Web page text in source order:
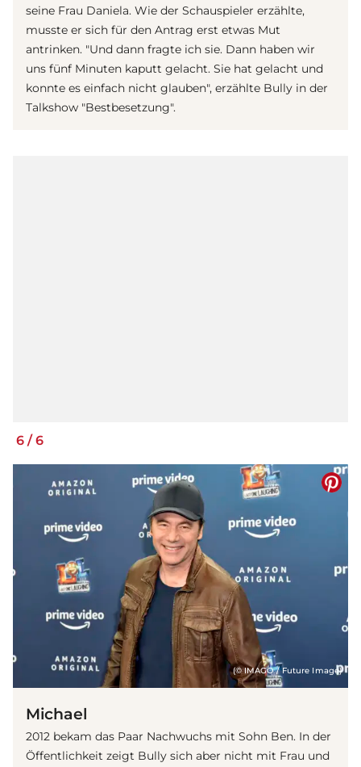
seine Frau Daniela. Wie der Schauspieler erzählte,
musste er sich für den Antrag erst etwas Mut
antrinken. "Und dann fragte ich sie. Dann haben wir
uns fünf Minuten kaputt gelacht. Sie hat gelacht und
konnte es einfach nicht glauben", erzählte Bully in der
Talkshow "Bestbesetzung".
6 / 6
(© IMAGO / Future Image)
Michael
2012 bekam das Paar Nachwuchs mit Sohn Ben. In der
Öffentlichkeit zeigt Bully sich aber nicht mit Frau und